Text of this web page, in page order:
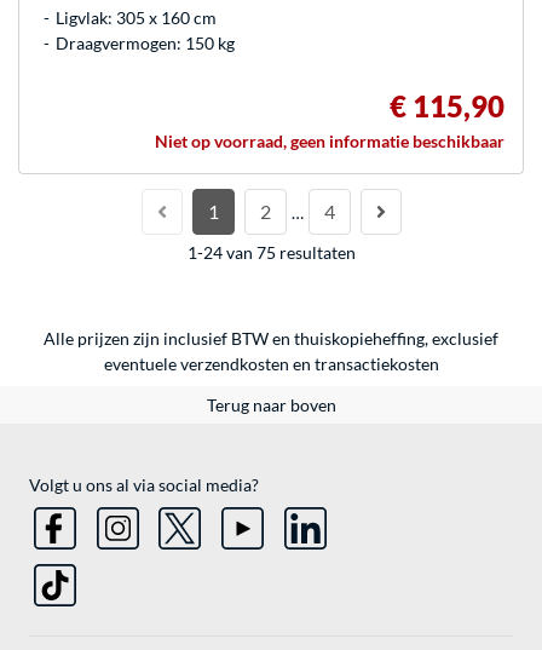
Ligvlak: 305 x 160 cm
Draagvermogen: 150 kg
€ 115,90
Niet op voorraad, geen informatie beschikbaar
1 2 … 4
1-24 van 75 resultaten
Alle prijzen zijn inclusief BTW en thuiskopieheffing, exclusief
eventueleverzendkosten en transactiekosten
Terug naar boven
Volgt u ons al via social media?